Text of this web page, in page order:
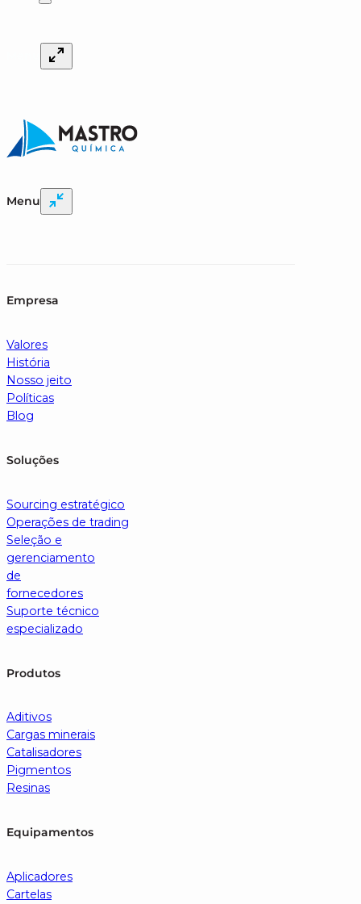
Menu
Empresa
Valores
História
Nosso jeito
Políticas
Blog
Soluções
Sourcing estratégico
Operações de trading
Seleção e
gerenciamento
de
fornecedores
Suporte técnico
especializado
Produtos
Aditivos
Cargas minerais
Catalisadores
Pigmentos
Resinas
Equipamentos
Aplicadores
Cartelas